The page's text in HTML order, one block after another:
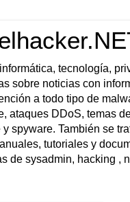
tecnología,
sobre noticias con
a todo tipo de
ataques DDoS, temas
spyware. También se
tutoriales y
de sysadmin, hacking ,